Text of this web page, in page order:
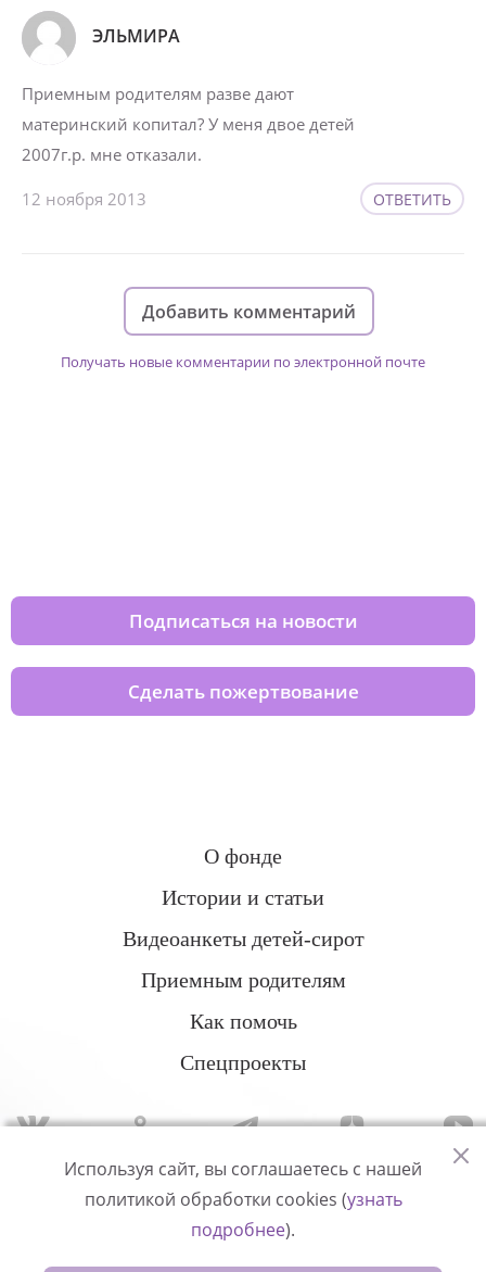
ЭЛЬМИРА
Приемным родителям разве дают
материнский копитал? У меня двое детей
2007г.р. мне отказали.
12 ноября 2013 ОТВЕТИТЬ
Добавить комментарий
Получать новые комментарии по электронной почте
Подписаться на новости
Сделать пожертвование
О фонде
Истории и статьи
Видеоанкеты детей-сирот
Приемным родителям
Как помочь
Спецпроекты
Политика конфиденциальности
Используя сайт, вы соглашаетесь с нашей
политикой обработки cookies (узнать
подробнее).